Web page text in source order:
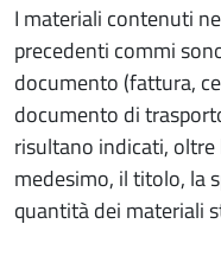
I materiali contenuti
precedenti commi
documento (fattura,
documento di
risultano indicati, oltre
medesimo, il titolo, la
quantità dei materiali